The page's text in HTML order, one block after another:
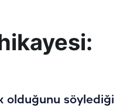
olduğunu söylediği